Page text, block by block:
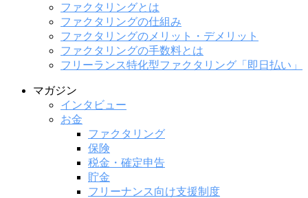
ファクタリングとは
ファクタリングの仕組み
ファクタリングのメリット・デメリット
ファクタリングの手数料とは
フリーランス特化型ファクタリング「即日払い」
マガジン
インタビュー
お金
ファクタリング
保険
税金・確定申告
貯金
フリーナンス向け支援制度